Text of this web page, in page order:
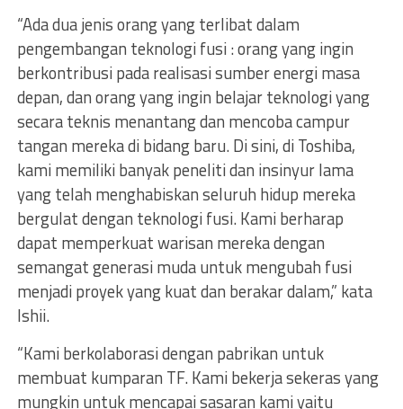
“Ada dua jenis orang yang terlibat dalam
pengembangan teknologi fusi : orang yang ingin
berkontribusi pada realisasi sumber energi masa
depan, dan orang yang ingin belajar teknologi yang
secara teknis menantang dan mencoba campur
tangan mereka di bidang baru. Di sini, di Toshiba,
kami memiliki banyak peneliti dan insinyur lama
yang telah menghabiskan seluruh hidup mereka
bergulat dengan teknologi fusi. Kami berharap
dapat memperkuat warisan mereka dengan
semangat generasi muda untuk mengubah fusi
menjadi proyek yang kuat dan berakar dalam,” kata
Ishii.
“Kami berkolaborasi dengan pabrikan untuk
membuat kumparan TF. Kami bekerja sekeras yang
mungkin untuk mencapai sasaran kami yaitu